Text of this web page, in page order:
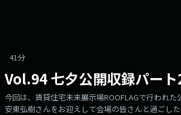
41分
Vol.94 七夕公開収録パート
今回は、賃貸住宅未来展示場ROOFLAGで行われ
安東弘樹さんをお迎えして会場の皆さんと過ごし